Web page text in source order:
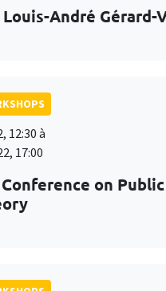
André Gérard-
12:30 à
17:00
on Public